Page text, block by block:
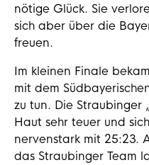
nötige Glück. Sie
sich aber über die
freuen.
Im kleinen Finale
mit dem
zu tun. Die Straubinger
Haut sehr teuer und
nervenstark mit 25:23.
das Straubinger Team